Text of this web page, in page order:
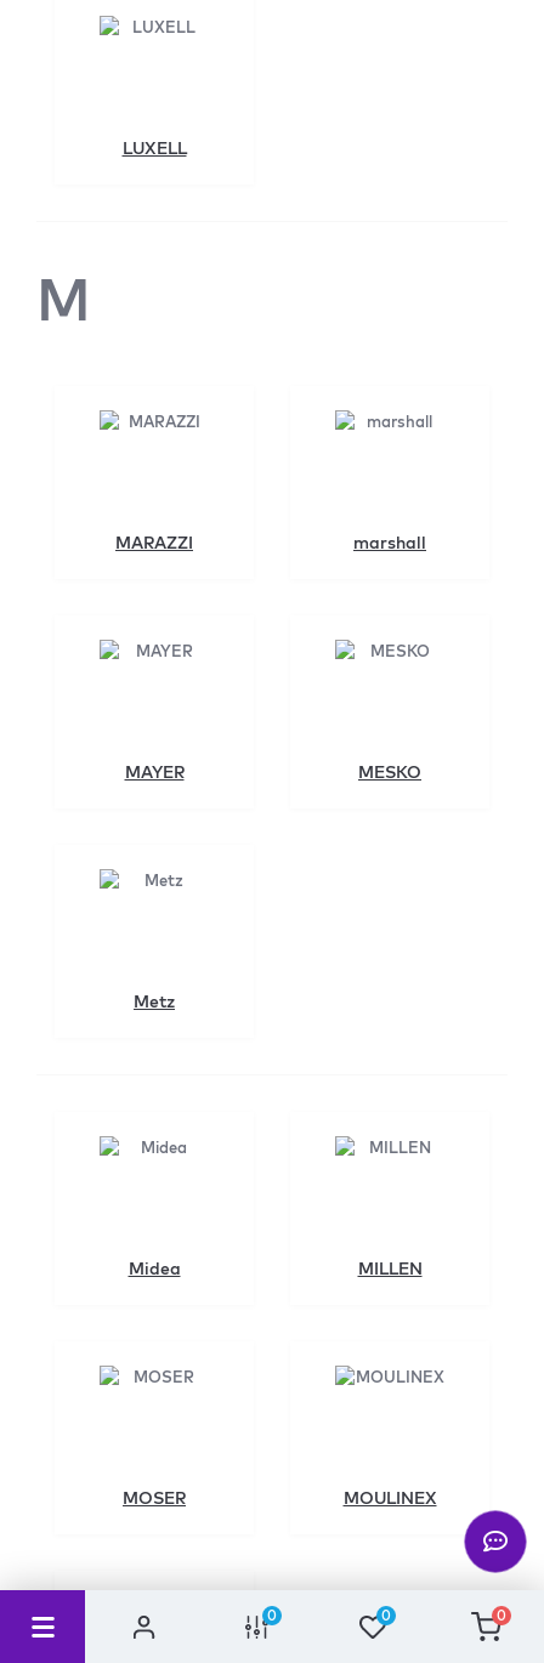
0 0 0
LUXELL
M
MARAZZI marshall
MAYER MESKO
Metz
Midea MILLEN
MOSER MOULINEX